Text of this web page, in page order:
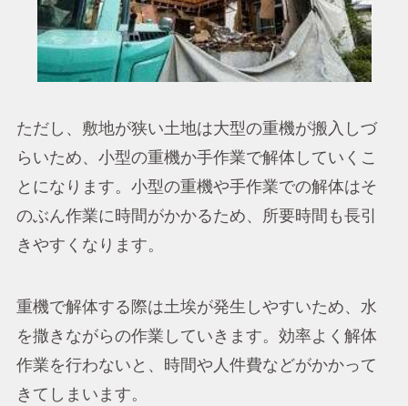
ただし、敷地が狭い土地は大型の重機が搬入しづ
らいため、小型の重機か手作業で解体していくこ
とになります。小型の重機や手作業での解体はそ
のぶん作業に時間がかかるため、所要時間も長引
きやすくなります。
重機で解体する際は土埃が発生しやすいため、水
を撒きながらの作業していきます。効率よく解体
作業を行わないと、時間や人件費などがかかって
きてしまいます。